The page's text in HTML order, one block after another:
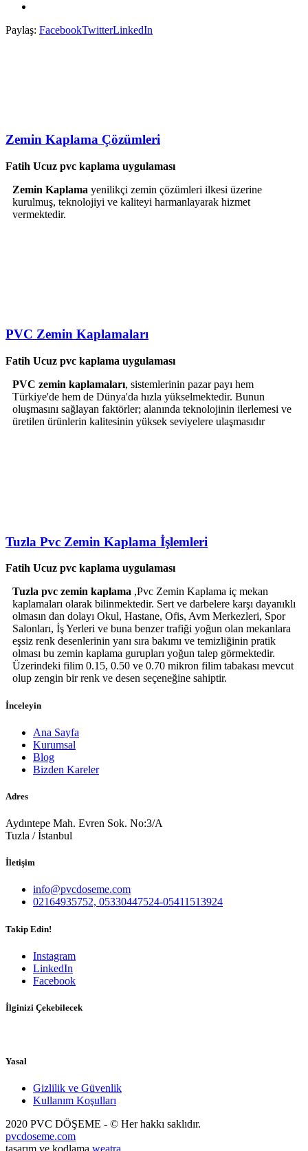
Paylaş: FacebookTwitterLinkedIn
Zemin Kaplama Çözümleri
Fatih Ucuz pvc kaplama uygulaması
Zemin Kaplama yenilikçi zemin çözümleri ilkesi üzerine
kurulmuş, teknolojiyi ve kaliteyi harmanlayarak hizmet
vermektedir.
PVC Zemin Kaplamaları
Fatih Ucuz pvc kaplama uygulaması
PVC zemin kaplamaları, sistemlerinin pazar payı hem
Türkiye'de hem de Dünya'da hızla yükselmektedir. Bunun
oluşmasını sağlayan faktörler; alanında teknolojinin ilerlemesi ve
üretilen ürünlerin kalitesinin yüksek seviyelere ulaşmasıdır
Tuzla Pvc Zemin Kaplama İşlemleri
Fatih Ucuz pvc kaplama uygulaması
Tuzla pvc zemin kaplama ,Pvc Zemin Kaplama iç mekan
kaplamaları olarak bilinmektedir. Sert ve darbelere karşı dayanıklı
olmasın dan dolayı Okul, Hastane, Ofis, Avm Merkezleri, Spor
Salonları, İş Yerleri ve buna benzer trafiği yoğun olan mekanlara
eşsiz renk desenlerinin yanı sıra bakımı ve temizliğinin pratik
olması bu zemin kaplama gurupları yoğun talep görmektedir.
Üzerindeki filim 0.15, 0.50 ve 0.70 mikron filim tabakası mevcut
olup zengin bir renk ve desen seçeneğine sahiptir.
İnceleyin
Ana Sayfa
Kurumsal
Blog
Bizden Kareler
Adres
Aydıntepe Mah. Evren Sok. No:3/A
Tuzla / İstanbul
İletişim
info@pvcdoseme.com
02164935752, 05330447524-05411513924
Takip Edin!
Instagram
LinkedIn
Facebook
İlginizi Çekebilecek
Yasal
Gizlilik ve Güvenlik
Kullanım Koşulları
2020 PVC DÖŞEME - © Her hakkı saklıdır.
pvcdoseme.com